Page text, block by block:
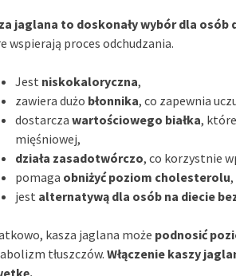
jaglana to doskonały wybór dla osób
wspierają proces odchudzania.
Jest niskokaloryczna,
zawiera dużo błonnika, co zapewnia
dostarcza wartościowego białka,
mięśniowej,
działa zasadotwórczo, co korzystnie
pomaga obniżyć poziom cholesterolu,
jest alternatywą dla osób na diecie
kasza jaglana może podnosić
tłuszczów. Włączenie kaszy